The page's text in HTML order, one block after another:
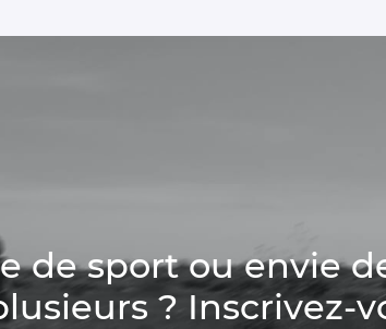
de sport ou envie
? Inscrivez-